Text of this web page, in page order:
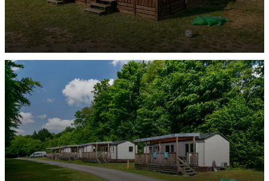
Mobilheim Neptun
ENTDECKEN